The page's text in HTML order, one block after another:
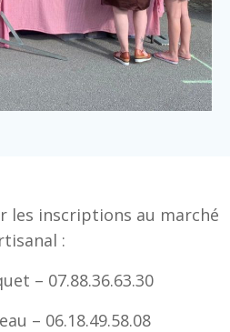
les inscriptions au marché
:
– 07.88.36.63.30
– 06.18.49.58.08